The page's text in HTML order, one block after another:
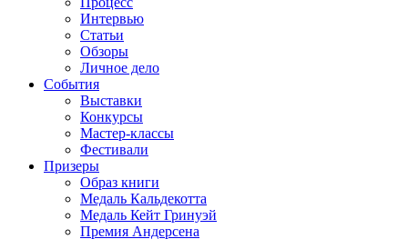
Интервью
Статьи
Обзоры
Личное дело
События
Выставки
Конкурсы
Мастер-классы
Фестивали
Призеры
Образ книги
Медаль Кальдекотта
Медаль Кейт Гринуэй
Премия Андерсена